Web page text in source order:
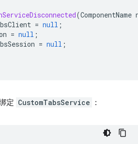
(ComponentName
= null ;
= null ;
= null ;
定 CustomTabsService ：